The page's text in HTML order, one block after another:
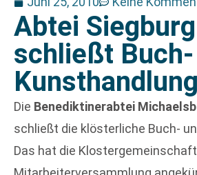
Abtei Siegburg
schließt Buch-
Kunsthandlung
Die Benediktinerabtei
schließt die klösterliche Buch-
Das hat die